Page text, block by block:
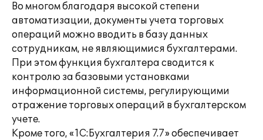
Во многом благодаря высокой степени
автоматизации, документы учета торговых
операций можно вводить в базу данных
сотрудникам, не являющимися бухгалтерами.
При этом функция бухгалтера сводится к
контролю за базовыми установками
информационной системы, регулирующими
отражение торговых операций в бухгалтерском
учете.
Кроме того, «1С:Бухгалтерия 7.7» обеспечивает